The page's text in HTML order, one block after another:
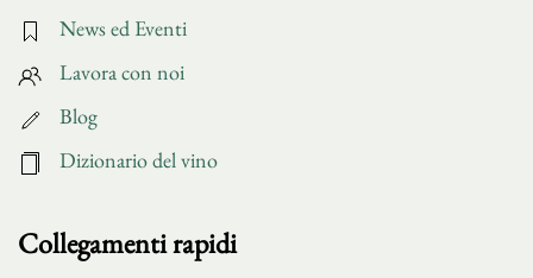
News ed Eventi
Lavora con noi
Blog
Dizionario del vino
Collegamenti rapidi